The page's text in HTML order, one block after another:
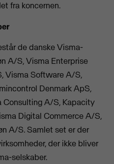
fra koncernen.
de danske Visma-
A/S, Visma Enterprise
Visma Software A/S,
Denmark ApS,
Consulting A/S, Kapacity
Digital Commerce A/S,
A/S. Samlet set er der
der ikke bliver
selskaber.